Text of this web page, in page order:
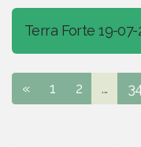
Terra Forte 19-07-
« 1 2 ...